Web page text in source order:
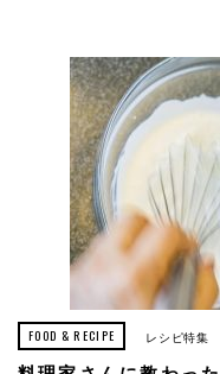
FOOD & RECIPE レシピ特集